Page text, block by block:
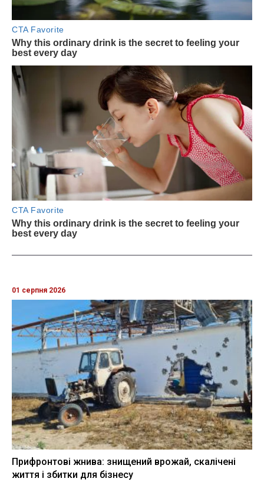
01 серпня 2026
Прифронтові жнива: знищений врожай, скалічені
життя і збитки для бізнесу